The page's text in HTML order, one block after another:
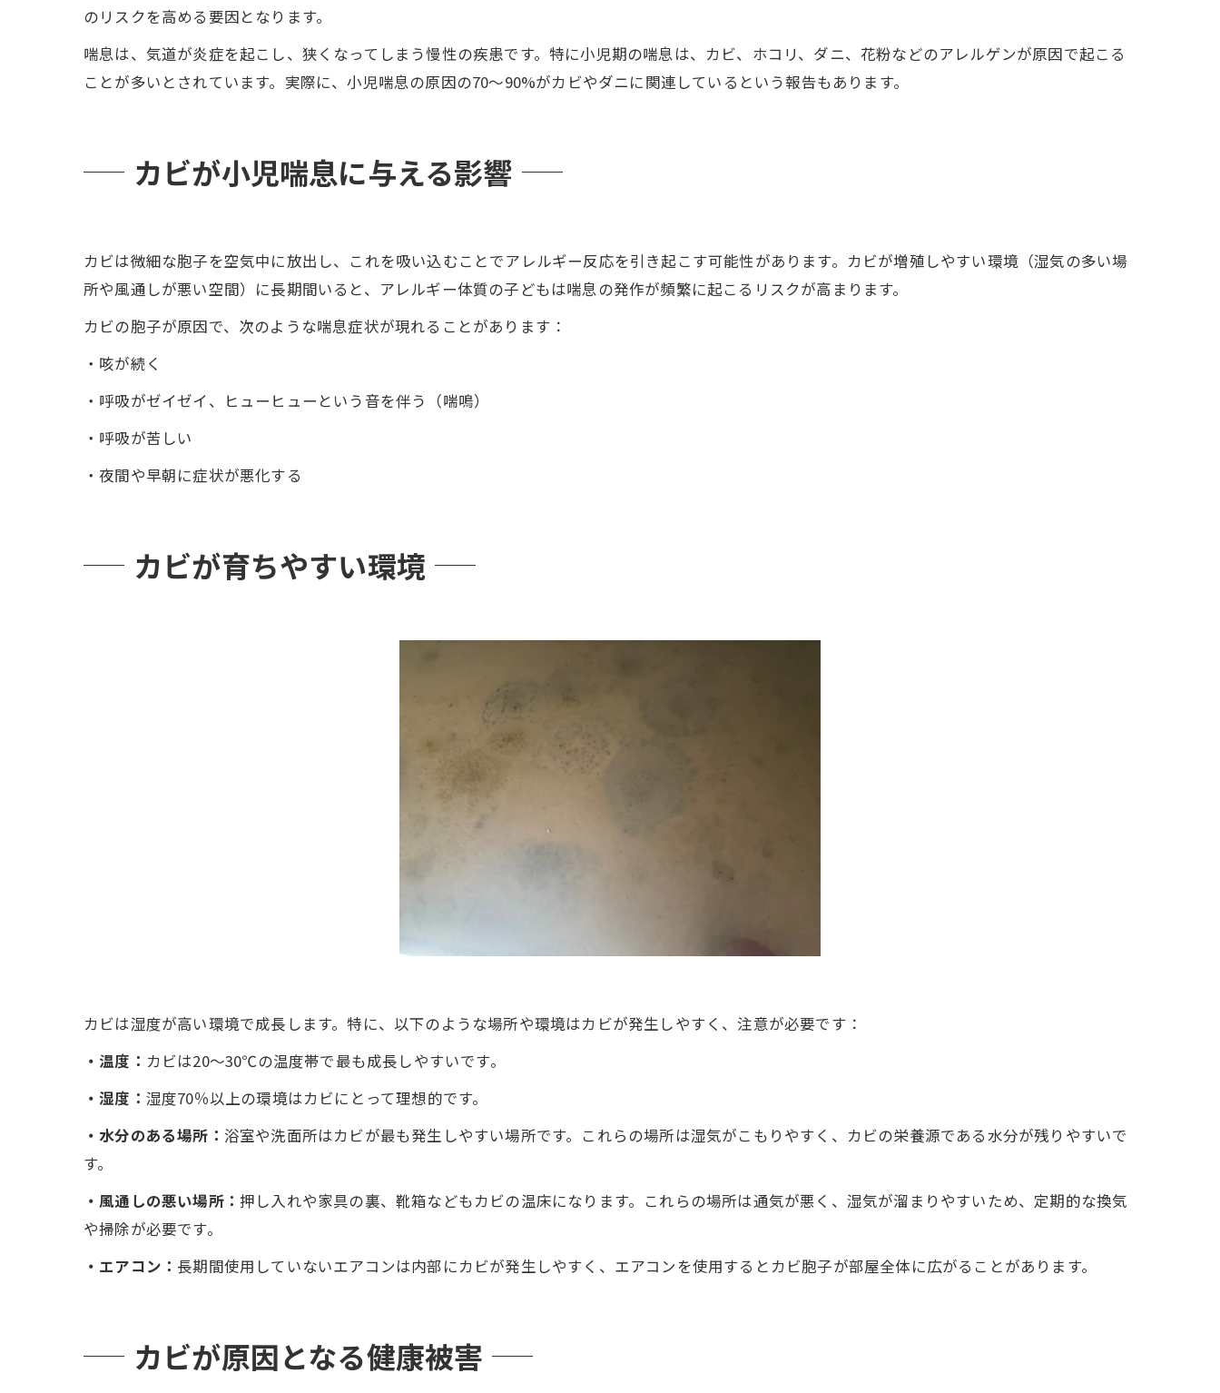
のリスクを高める要因となります。
喘息は、気道が炎症を起こし、狭くなってしまう慢性の疾患です。特に小児期の喘息は、カビ、ホコリ、ダニ、花粉などのアレルゲンが原因で起こる
ことが多いとされています。実際に、小児喘息の原因の70〜90%がカビやダニに関連しているという報告もあります。
カビが小児喘息に与える影響
カビは微細な胞子を空気中に放出し、これを吸い込むことでアレルギー反応を引き起こす可能性があります。カビが増殖しやすい環境（湿気の多い場
所や風通しが悪い空間）に長期間いると、アレルギー体質の子どもは喘息の発作が頻繁に起こるリスクが高まります。
カビの胞子が原因で、次のような喘息症状が現れることがあります：
・咳が続く
・呼吸がゼイゼイ、ヒューヒューという音を伴う（喘鳴）
・呼吸が苦しい
・夜間や早朝に症状が悪化する
カビが育ちやすい環境
カビは湿度が高い環境で成長します。特に、以下のような場所や環境はカビが発生しやすく、注意が必要です：
・温度： カビは20〜30℃の温度帯で最も成長しやすいです。
・湿度： 湿度70％以上の環境はカビにとって理想的です。
・水分のある場所： 浴室や洗面所はカビが最も発生しやすい場所です。これらの場所は湿気がこもりやすく、カビの栄養源である水分が残りやすいで
す。
・風通しの悪い場所： 押し入れや家具の裏、靴箱などもカビの温床になります。これらの場所は通気が悪く、湿気が溜まりやすいため、定期的な換気
や掃除が必要です。
・エアコン： 長期間使用していないエアコンは内部にカビが発生しやすく、エアコンを使用するとカビ胞子が部屋全体に広がることがあります。
カビが原因となる健康被害